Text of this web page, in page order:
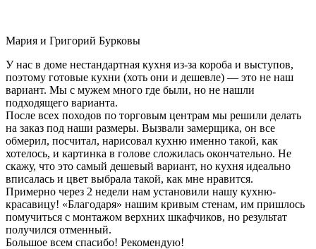
Мария и Григорий Бурковы
У нас в доме нестандартная кухня из-за короба и выступов,
поэтому готовые кухни (хоть они и дешевле) — это не наш
вариант. Мы с мужем много где были, но не нашли
подходящего варианта.
После всех походов по торговым центрам мы решили делать
на заказ под наши размеры. Вызвали замерщика, он все
обмерил, посчитал, нарисовал кухню именно такой, как
хотелось, и картинка в голове сложилась окончательно. Не
скажу, что это самый дешевый вариант, но кухня идеально
вписалась и цвет выбрала такой, как мне нравится.
Примерно через 2 недели нам установили нашу кухню-
красавицу! «Благодаря» нашим кривым стенам, им пришлось
помучиться с монтажом верхних шкафчиков, но результат
получился отменный.
Большое всем спасибо! Рекомендую!